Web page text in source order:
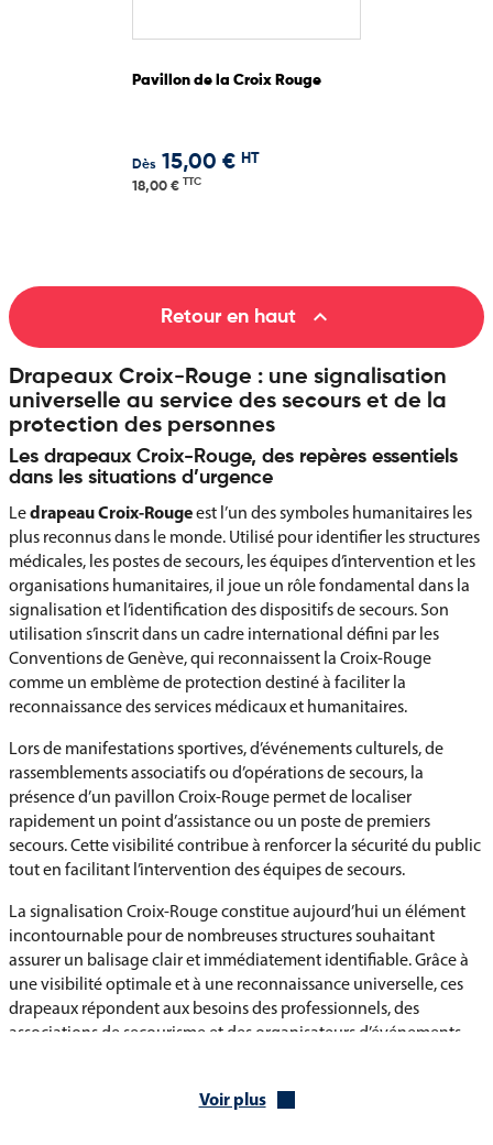
Pavillon de la Croix Rouge
Dès 15,00 € HT
18,00 € TTC
Retour en haut 
Drapeaux Croix-Rouge : une signalisation
universelle au service des secours et de la
protection des personnes
Les drapeaux Croix-Rouge, des repères essentiels
dans les situations d’urgence
Ledrapeau Croix-Rougeest l’un des symboles humanitaires les
plus reconnus dans le monde. Utilisé pour identifier les structures
médicales, les postes de secours, les équipes d’intervention et les
organisations humanitaires, il joue un rôle fondamental dans la
signalisation et l’identification des dispositifs de secours. Son
utilisation s’inscrit dans un cadre international défini par les
Conventions de Genève, qui reconnaissent la Croix-Rouge
comme un emblème de protection destiné à faciliter la
reconnaissance des services médicaux et humanitaires.
Lors de manifestations sportives, d’événements culturels, de
rassemblements associatifs ou d’opérations de secours, la
présence d’un pavillon Croix-Rouge permet de localiser
rapidement un point d’assistance ou un poste de premiers
secours. Cette visibilité contribue à renforcer la sécurité du public
tout en facilitant l’intervention des équipes de secours.
La signalisation Croix-Rouge constitue aujourd’hui un élément
incontournable pour de nombreuses structures souhaitant
assurer un balisage clair et immédiatement identifiable. Grâce à
une visibilité optimale et à une reconnaissance universelle, ces
drapeaux répondent aux besoins des professionnels, des
associations de secourisme et des organisateurs d’événements
Voir plus